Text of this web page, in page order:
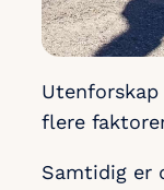
flere
Samtidig er